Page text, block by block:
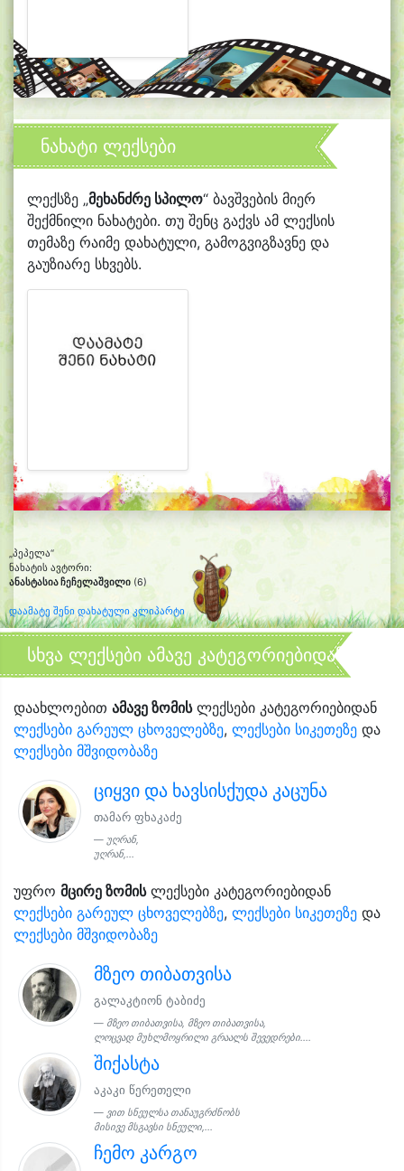
ნახატი ლექსები
ლექსზე „მეხანძრე სპილო“ ბავშვების მიერ
შექმნილი ნახატები. თუ შენც გაქვს ამ ლექსის
თემაზე რაიმე დახატული, გამოგვიგზავნე და
გაუზიარე სხვებს.
„პეპელა“
ნახატის ავტორი:
ანასტასია ჩეჩელაშვილი (6)
დაამატე შენი დახატული კლიპარტი
სხვა ლექსები ამავე კატეგორიებიდან
დაახლოებით ამავე ზომისლექსები კატეგორიებიდან
ლექსები გარეულ ცხოველებზე, ლექსები სიკეთეზე და
ლექსები მშვიდობაზე
ციყვი და ხავსისქუდა კაცუნა
თამარ ფხაკაძე
უღრან,
უღრან,...
უფრო მცირე ზომისლექსები კატეგორიებიდან
ლექსები გარეულ ცხოველებზე, ლექსები სიკეთეზე და
ლექსები მშვიდობაზე
მზეო თიბათვისა
გალაკტიონ ტაბიძე
მზეო თიბათვისა, მზეო თიბათვისა,
ლოცვად მუხლმოყრილი გრაალს შევედრები....
შიქასტა
აკაკი წერეთელი
ვით სნეულსა თანაუგრძნობს
მისივე მსგავსი სნეული,...
ჩემო კარგო